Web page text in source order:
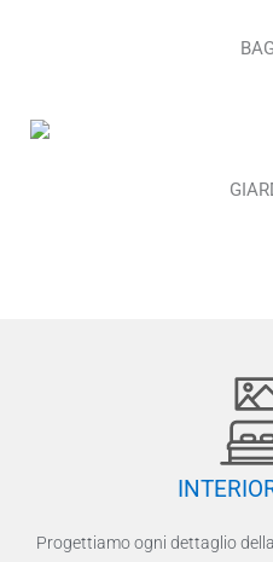
Progettiamo ogni dettaglio